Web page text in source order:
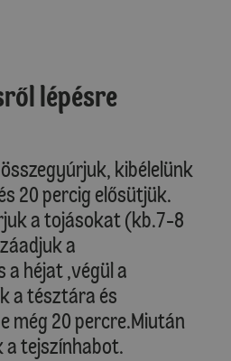
lépésre
kibélelünk
20 percig elősütjük.
a tojásokat (kb.7-8
a
héjat ,végül a
a tésztára és
még 20 percre.Miután
tejszínhabot.